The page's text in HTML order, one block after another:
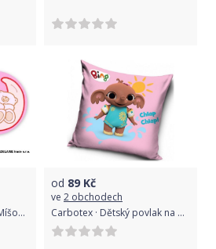
TERJAN Polštářek 40x40 Míšové na měsíčku - růžový
od 89 Kč
ve 2 obchodech
Carbotex · Dětský povlak na polštář Zajíček Bing Bunny - malá slonice Sula - 40 x 40 cm